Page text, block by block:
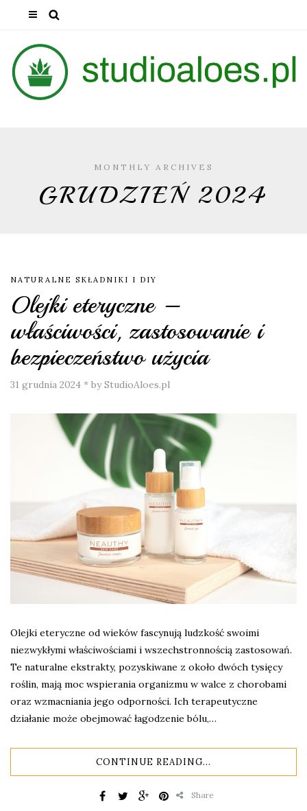
MONTHLY ARCHIVES
GRUDZIEŃ 2024
NATURALNE SKŁADNIKI I DIY
Olejki eteryczne –
właściwości, zastosowanie i
bezpieczeństwo użycia
31 grudnia 2024 * by StudioAloes.pl
Olejki eteryczne od wieków fascynują ludzkość swoimi
niezwykłymi właściwościami i wszechstronnością zastosowań.
Te naturalne ekstrakty, pozyskiwane z około dwóch tysięcy
roślin, mają moc wspierania organizmu w walce z chorobami
oraz wzmacniania jego odporności. Ich terapeutyczne
działanie może obejmować łagodzenie bólu,…
CONTINUE READING...
Share